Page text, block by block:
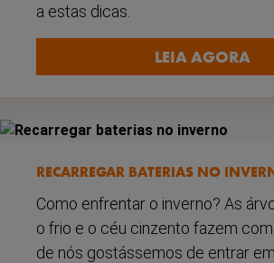
a estas dicas.
LEIA AGORA
RECARREGAR BATERIAS NO
Como enfrentar o inverno? As
o frio e o céu cinzento fazem
de nós gostássemos de entrar